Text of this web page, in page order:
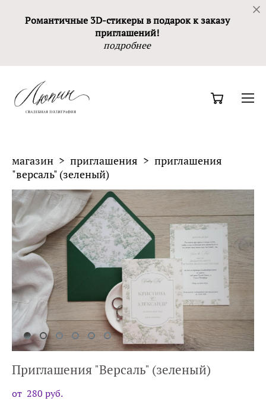
Романтичные 3D-стикеры в подарок к заказу
приглашений!
подробнее
магазин > приглашения > приглашения
"версаль" (зеленый)
Приглашения "Версаль" (зеленый)
от 280 pуб.